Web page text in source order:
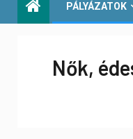
PÁLYÁZATOK
Nők,